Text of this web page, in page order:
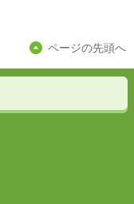
ページの先頭へ